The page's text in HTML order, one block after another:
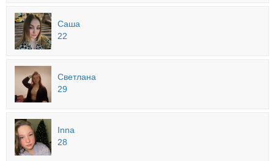
Саша
22
Светлана
29
Inna
28